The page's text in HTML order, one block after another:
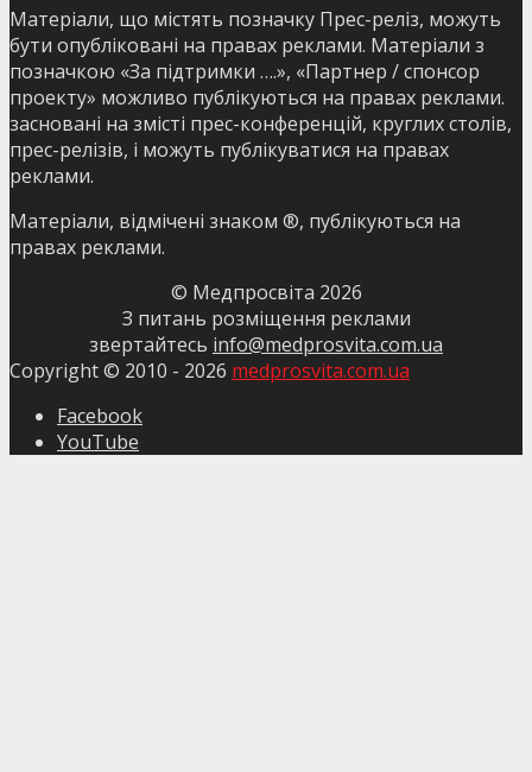
Матеріали, що містять позначку Прес-реліз, можуть
бути опубліковані на правах реклами. Матеріали з
позначкою «За підтримки ….», «Партнер / спонсор
проекту» можливо публікуються на правах реклами.
засновані на змісті прес-конференцій, круглих столів,
прес-релізів, і можуть публікуватися на правах
реклами.
Матеріали, відмічені знаком ®, публікуються на
правах реклами.
© Медпросвіта 2026
З питань розміщення реклами
звертайтесь info@medprosvita.com.ua
Copyright © 2010 - 2026 medprosvita.com.ua
Facebook
YouTube